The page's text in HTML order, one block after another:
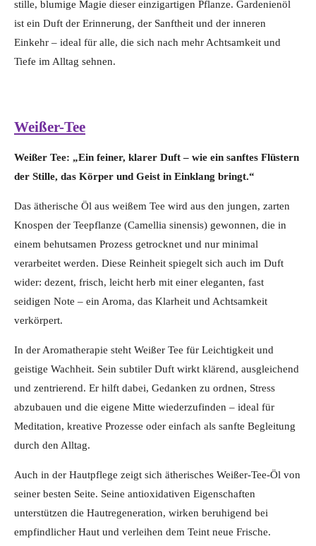
stille, blumige Magie dieser einzigartigen Pflanze. Gardenienöl
ist ein Duft der Erinnerung, der Sanftheit und der inneren
Einkehr – ideal für alle, die sich nach mehr Achtsamkeit und
Tiefe im Alltag sehnen.
Weißer-Tee
Weißer Tee: „Ein feiner, klarer Duft – wie ein sanftes Flüstern
der Stille, das Körper und Geist in Einklang bringt.“
Das ätherische Öl aus weißem Tee wird aus den jungen, zarten
Knospen der Teepflanze (Camellia sinensis) gewonnen, die in
einem behutsamen Prozess getrocknet und nur minimal
verarbeitet werden. Diese Reinheit spiegelt sich auch im Duft
wider: dezent, frisch, leicht herb mit einer eleganten, fast
seidigen Note – ein Aroma, das Klarheit und Achtsamkeit
verkörpert.
In der Aromatherapie steht Weißer Tee für Leichtigkeit und
geistige Wachheit. Sein subtiler Duft wirkt klärend, ausgleichend
und zentrierend. Er hilft dabei, Gedanken zu ordnen, Stress
abzubauen und die eigene Mitte wiederzufinden – ideal für
Meditation, kreative Prozesse oder einfach als sanfte Begleitung
durch den Alltag.
Auch in der Hautpflege zeigt sich ätherisches Weißer-Tee-Öl von
seiner besten Seite. Seine antioxidativen Eigenschaften
unterstützen die Hautregeneration, wirken beruhigend bei
empfindlicher Haut und verleihen dem Teint neue Frische.